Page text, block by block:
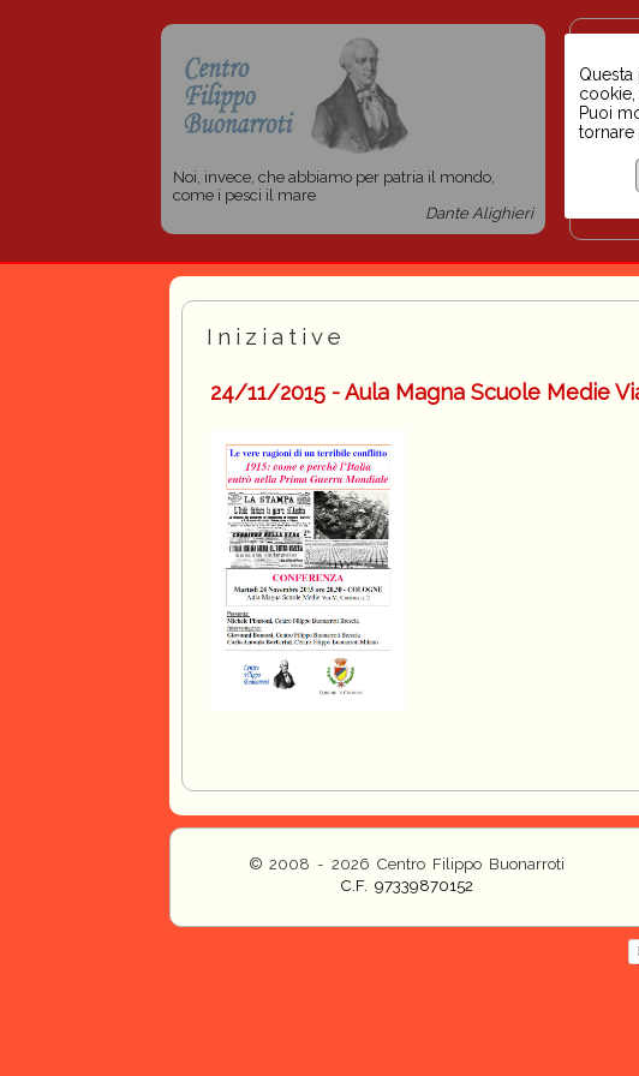
Noi, invece, che abbiamo per patria il mondo,
come i pesci il mare
Dante Alighieri
cookie,
Puoi
tornare
Iniziative
24/11/2015 - Aula Magna Scuole Medie
© 2008 - 2026 Centro Filippo Buonarroti
C.F. 97339870152